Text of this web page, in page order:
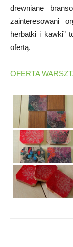
drewniane
zainteresowani
herbatki i kawki”
ofertą.
OFERTA